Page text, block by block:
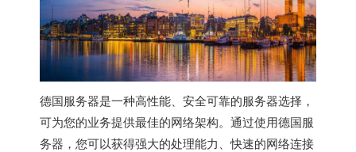
德国服务器是一种高性能、安全可靠的服务器选择，
可为您的业务提供最佳的网络架构。通过使用德国服
务器 ，您可以获得强大的处理能力、快速的网络连接